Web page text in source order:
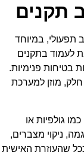
תקנים
תפעולי, במיוחד
לעמוד בתקנים
בטיחות פנימיות.
מוזן למערכת
גולפיות או
ניקוי מצברים,
שהעוזרת האישית